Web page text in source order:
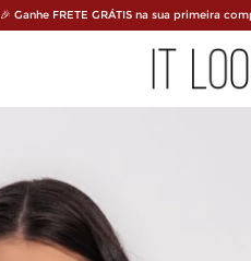
🎉 Ganhe FRETE GRÁTIS na sua primeira